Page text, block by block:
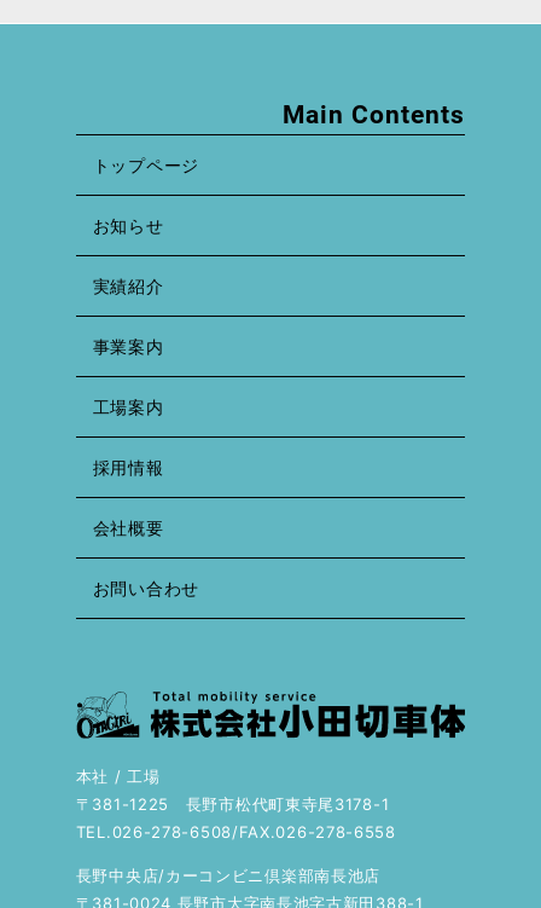
本社 / 工場
〒381-1225 長野市松代町東寺尾3178-1
TEL.026-278-6508/FAX.026-278-6558
長野中央店/カーコンビニ倶楽部南長池店
〒381-0024 長野市大字南長池字古新田388-1
Main Contents
トップページ
お知らせ
実績紹介
事業案内
工場案内
採用情報
会社概要
お問い合わせ